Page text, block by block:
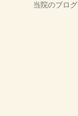
当院のブログ